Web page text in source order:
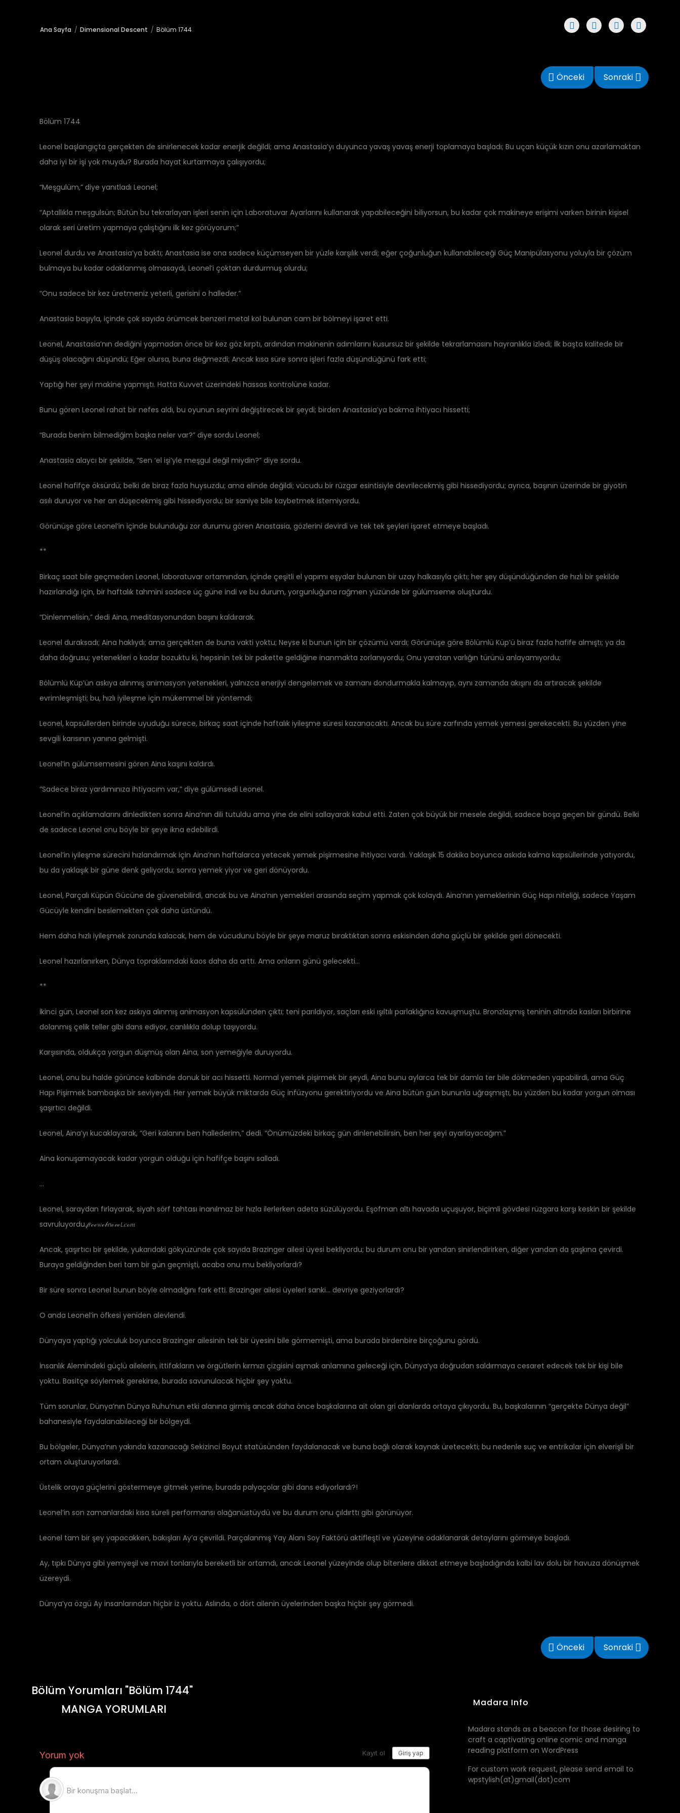
Ana Sayfa Dimensional Descent Bölüm 1744
Önceki Sonraki
Bölüm 1744
Leonel başlangıçta gerçekten de sinirlenecek kadar enerjik değildi; ama Anastasia’yı duyunca yavaş yavaş enerji toplamaya başladı; Bu uçan küçük kızın onu azarlamaktan
daha iyi bir işi yok muydu? Burada hayat kurtarmaya çalışıyordu;
“Meşgulüm,” diye yanıtladı Leonel;
“Aptallıkla meşgulsün; Bütün bu tekrarlayan işleri senin için Laboratuvar Ayarlarını kullanarak yapabileceğini biliyorsun, bu kadar çok makineye erişimi varken birinin kişisel
olarak seri üretim yapmaya çalıştığını ilk kez görüyorum;”
Leonel durdu ve Anastasia’ya baktı; Anastasia ise ona sadece küçümseyen bir yüzle karşılık verdi; eğer çoğunluğun kullanabileceği Güç Manipülasyonu yoluyla bir çözüm
bulmaya bu kadar odaklanmış olmasaydı, Leonel’i çoktan durdurmuş olurdu;
“Onu sadece bir kez üretmeniz yeterli, gerisini o halleder.”
Anastasia başıyla, içinde çok sayıda örümcek benzeri metal kol bulunan cam bir bölmeyi işaret etti.
Leonel, Anastasia’nın dediğini yapmadan önce bir kez göz kırptı, ardından makinenin adımlarını kusursuz bir şekilde tekrarlamasını hayranlıkla izledi; İlk başta kalitede bir
düşüş olacağını düşündü; Eğer olursa, buna değmezdi; Ancak kısa süre sonra işleri fazla düşündüğünü fark etti;
Yaptığı her şeyi makine yapmıştı. Hatta Kuvvet üzerindeki hassas kontrolüne kadar.
Bunu gören Leonel rahat bir nefes aldı, bu oyunun seyrini değiştirecek bir şeydi; birden Anastasia’ya bakma ihtiyacı hissetti;
“Burada benim bilmediğim başka neler var?” diye sordu Leonel;
Anastasia alaycı bir şekilde, “Sen ‘el işi’yle meşgul değil miydin?” diye sordu.
Leonel hafifçe öksürdü; belki de biraz fazla huysuzdu; ama elinde değildi; vücudu bir rüzgar esintisiyle devrilecekmiş gibi hissediyordu; ayrıca, başının üzerinde bir giyotin
asılı duruyor ve her an düşecekmiş gibi hissediyordu; bir saniye bile kaybetmek istemiyordu.
Görünüşe göre Leonel’in içinde bulunduğu zor durumu gören Anastasia, gözlerini devirdi ve tek tek şeyleri işaret etmeye başladı.
**
Birkaç saat bile geçmeden Leonel, laboratuvar ortamından, içinde çeşitli el yapımı eşyalar bulunan bir uzay halkasıyla çıktı; her şey düşündüğünden de hızlı bir şekilde
hazırlandığı için, bir haftalık tahmini sadece üç güne indi ve bu durum, yorgunluğuna rağmen yüzünde bir gülümseme oluşturdu.
“Dinlenmelisin,” dedi Aina, meditasyonundan başını kaldırarak.
Leonel duraksadı; Aina haklıydı; ama gerçekten de buna vakti yoktu; Neyse ki bunun için bir çözümü vardı; Görünüşe göre Bölümlü Küp’ü biraz fazla hafife almıştı; ya da
daha doğrusu; yetenekleri o kadar bozuktu ki, hepsinin tek bir pakette geldiğine inanmakta zorlanıyordu; Onu yaratan varlığın türünü anlayamıyordu;
Bölümlü Küp’ün askıya alınmış animasyon yetenekleri, yalnızca enerjiyi dengelemek ve zamanı dondurmakla kalmayıp, aynı zamanda akışını da artıracak şekilde
evrimleşmişti; bu, hızlı iyileşme için mükemmel bir yöntemdi;
Leonel, kapsüllerden birinde uyuduğu sürece, birkaç saat içinde haftalık iyileşme süresi kazanacaktı. Ancak bu süre zarfında yemek yemesi gerekecekti. Bu yüzden yine
sevgili karısının yanına gelmişti.
Leonel’in gülümsemesini gören Aina kaşını kaldırdı.
“Sadece biraz yardımınıza ihtiyacım var,” diye gülümsedi Leonel.
Leonel’in açıklamalarını dinledikten sonra Aina’nın dili tutuldu ama yine de elini sallayarak kabul etti. Zaten çok büyük bir mesele değildi, sadece boşa geçen bir gündü. Belki
de sadece Leonel onu böyle bir şeye ikna edebilirdi.
Leonel’in iyileşme sürecini hızlandırmak için Aina’nın haftalarca yetecek yemek pişirmesine ihtiyacı vardı. Yaklaşık 15 dakika boyunca askıda kalma kapsüllerinde yatıyordu,
bu da yaklaşık bir güne denk geliyordu; sonra yemek yiyor ve geri dönüyordu.
Leonel, Parçalı Küpün Gücüne de güvenebilirdi, ancak bu ve Aina’nın yemekleri arasında seçim yapmak çok kolaydı. Aina’nın yemeklerinin Güç Hapı niteliği, sadece Yaşam
Gücüyle kendini beslemekten çok daha üstündü.
Hem daha hızlı iyileşmek zorunda kalacak, hem de vücudunu böyle bir şeye maruz bıraktıktan sonra eskisinden daha güçlü bir şekilde geri dönecekti.
Leonel hazırlanırken, Dünya topraklarındaki kaos daha da arttı. Ama onların günü gelecekti…
**
İkinci gün, Leonel son kez askıya alınmış animasyon kapsülünden çıktı; teni parıldıyor, saçları eski ışıltılı parlaklığına kavuşmuştu. Bronzlaşmış teninin altında kasları birbirine
dolanmış çelik teller gibi dans ediyor, canlılıkla dolup taşıyordu.
Karşısında, oldukça yorgun düşmüş olan Aina, son yemeğiyle duruyordu.
Leonel, onu bu halde görünce kalbinde donuk bir acı hissetti. Normal yemek pişirmek bir şeydi, Aina bunu aylarca tek bir damla ter bile dökmeden yapabilirdi, ama Güç
Hapı Pişirmek bambaşka bir seviyeydi. Her yemek büyük miktarda Güç infüzyonu gerektiriyordu ve Aina bütün gün bununla uğraşmıştı, bu yüzden bu kadar yorgun olması
şaşırtıcı değildi.
Leonel, Aina’yı kucaklayarak, “Geri kalanını ben hallederim,” dedi. “Önümüzdeki birkaç gün dinlenebilirsin, ben her şeyi ayarlayacağım.”
Aina konuşamayacak kadar yorgun olduğu için hafifçe başını salladı.
…
Leonel, saraydan fırlayarak, siyah sörf tahtası inanılmaz bir hızla ilerlerken adeta süzülüyordu. Eşofman altı havada uçuşuyor, biçimli gövdesi rüzgara karşı keskin bir şekilde
savruluyordu.𝒻𝘳ℯℯ𝑤ℯ𝒷𝘯ℴ𝓋ℯ𝘭.𝑐ℴ𝑚
Ancak, şaşırtıcı bir şekilde, yukarıdaki gökyüzünde çok sayıda Brazinger ailesi üyesi bekliyordu; bu durum onu ​​bir yandan sinirlendirirken, diğer yandan da şaşkına çevirdi.
Buraya geldiğinden beri tam bir gün geçmişti, acaba onu mu bekliyorlardı?
Bir süre sonra Leonel bunun böyle olmadığını fark etti. Brazinger ailesi üyeleri sanki… devriye geziyorlardı?
O anda Leonel’in öfkesi yeniden alevlendi.
Dünyaya yaptığı yolculuk boyunca Brazinger ailesinin tek bir üyesini bile görmemişti, ama burada birdenbire birçoğunu gördü.
İnsanlık Alemindeki güçlü ailelerin, ittifakların ve örgütlerin kırmızı çizgisini aşmak anlamına geleceği için, Dünya’ya doğrudan saldırmaya cesaret edecek tek bir kişi bile
yoktu. Basitçe söylemek gerekirse, burada savunulacak hiçbir şey yoktu.
Tüm sorunlar, Dünya’nın Dünya Ruhu’nun etki alanına girmiş ancak daha önce başkalarına ait olan gri alanlarda ortaya çıkıyordu. Bu, başkalarının “gerçekte Dünya değil”
bahanesiyle faydalanabileceği bir bölgeydi.
Bu bölgeler, Dünya’nın yakında kazanacağı Sekizinci Boyut statüsünden faydalanacak ve buna bağlı olarak kaynak üretecekti; bu nedenle suç ve entrikalar için elverişli bir
ortam oluşturuyorlardı.
Üstelik oraya güçlerini göstermeye gitmek yerine, burada palyaçolar gibi dans ediyorlardı?!
Leonel’in son zamanlardaki kısa süreli performansı olağanüstüydü ve bu durum onu ​​çıldırttı gibi görünüyor.
Leonel tam bir şey yapacakken, bakışları Ay’a çevrildi. Parçalanmış Yay Alanı Soy Faktörü aktifleşti ve yüzeyine odaklanarak detaylarını görmeye başladı.
Ay, tıpkı Dünya gibi yemyeşil ve mavi tonlarıyla bereketli bir ortamdı, ancak Leonel yüzeyinde olup bitenlere dikkat etmeye başladığında kalbi lav dolu bir havuza dönüşmek
üzereydi.
Dünya’ya özgü Ay insanlarından hiçbir iz yoktu. Aslında, o dört ailenin üyelerinden başka hiçbir şey görmedi.
Önceki Sonraki
Bölüm Yorumları "Bölüm 1744"
MANGA YORUMLARI
Madara Info
Madara stands as a beacon for those desiring to
craft a captivating online comic and manga
reading platform on WordPress
For custom work request, please send email to
wpstylish(at)gmail(dot)com